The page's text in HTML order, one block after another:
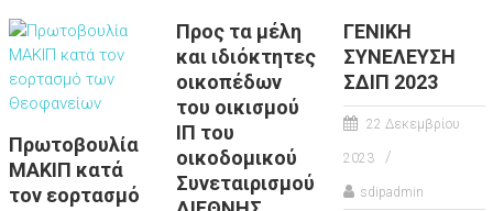
Πρωτοβουλία
ΜΑΚΙΠ κατά
τον εορτασμό
Προς τα μέλη
και ιδιόκτητες
οικοπέδων
του οικισμού
ΙΠ του
οικοδομικού
Συνεταιρισμού
ΓΕΝΙΚΗ
ΣΥΝΕΛΕΥΣΗ
ΣΔΙΠ 2023
22 Δεκεμβρίου
2023
sdipadmin